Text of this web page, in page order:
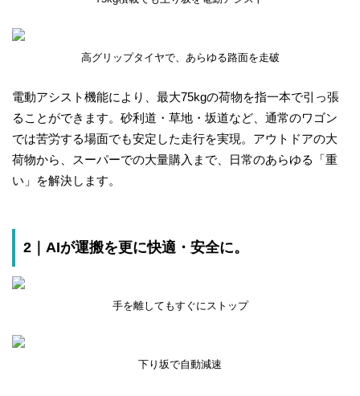
高グリップタイヤで、あらゆる路面を走破
電動アシスト機能により、最大75kgの荷物を指一本で引っ張
ることができます。砂利道・草地・坂道など、通常のワゴン
では苦労する場面でも安定した走行を実現。アウトドアの大
荷物から、スーパーでの大量購入まで、日常のあらゆる「重
い」を解決します。
2｜AIが運搬を更に快適・安全に。
手を離してもすぐにストップ
下り坂で自動減速